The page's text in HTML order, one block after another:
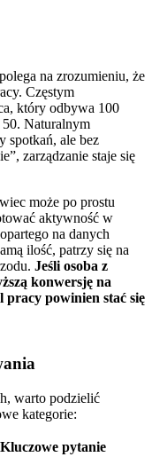
na zrozumieniu, że
Częstym
który odbywa 100
Naturalnym
spotkań, ale bez
zarządzanie staje się
może po prostu
aktywność w
na danych
ilość, patrzy się na
Jeśli osoba z
konwersję na
pracy powinien stać się
warto podzielić
kategorie:
Kluczowe pytanie